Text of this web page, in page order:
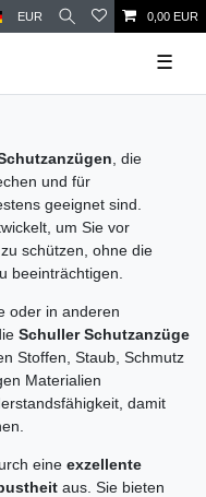
EUR 0,00 EUR
☰
, die
und für
geeignet sind.
um Sie vor
schützen, ohne die
beeinträchtigen.
oder in anderen
Schuller Schutzanzüge
Stoffen, Staub, Schmutz
Materialien
damit
eine exzellente
aus. Sie bieten